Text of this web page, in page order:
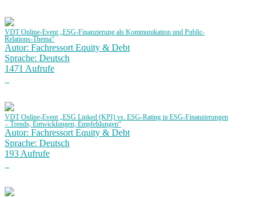
VDT Online-Event „ESG-Finanzierung als Kommunikation und Public-
Relations-Thema“
Autor: Fachressort Equity & Debt
Sprache: Deutsch
1471 Aufrufe
VDT Online-Event „ESG Linked (KPI) vs. ESG-Rating in ESG-Finanzierungen
– Trends, Entwicklungen, Empfehlungen“
Autor: Fachressort Equity & Debt
Sprache: Deutsch
193 Aufrufe